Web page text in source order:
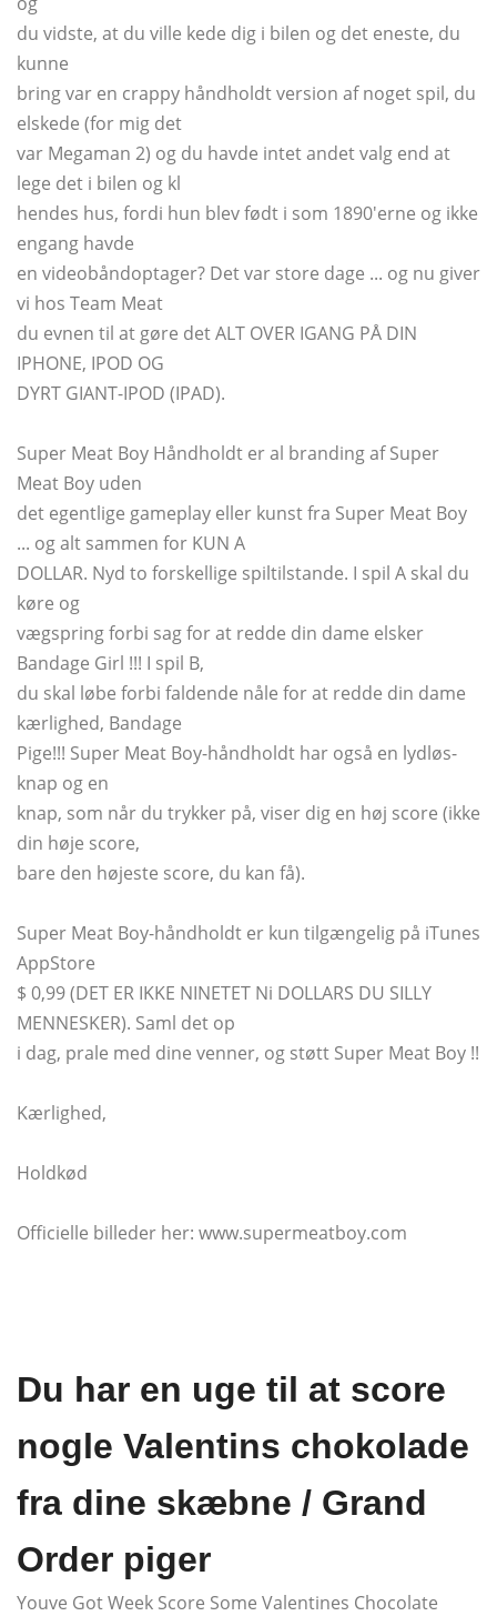
du vidste, at du ville kede dig i bilen og det eneste, du
kunne
bring var en crappy håndholdt version af noget spil, du
elskede (for mig det
var Megaman 2) og du havde intet andet valg end at
lege det i bilen og kl
hendes hus, fordi hun blev født i som 1890'erne og ikke
engang havde
en videobåndoptager? Det var store dage ... og nu giver
vi hos Team Meat
du evnen til at gøre det ALT OVER IGANG PÅ DIN
IPHONE, IPOD OG
DYRT GIANT-IPOD (IPAD).
Super Meat Boy Håndholdt er al branding af Super
Meat Boy uden
det egentlige gameplay eller kunst fra Super Meat Boy
... og alt sammen for KUN A
DOLLAR. Nyd to forskellige spiltilstande. I spil A skal du
køre og
vægspring forbi sag for at redde din dame elsker
Bandage Girl !!! I spil B,
du skal løbe forbi faldende nåle for at redde din dame
kærlighed, Bandage
Pige!!! Super Meat Boy-håndholdt har også en lydløs-
knap og en
knap, som når du trykker på, viser dig en høj score (ikke
din høje score,
bare den højeste score, du kan få).
Super Meat Boy-håndholdt er kun tilgængelig på iTunes
AppStore
$ 0,99 (DET ER IKKE NINETET Ni DOLLARS DU SILLY
MENNESKER). Saml det op
i dag, prale med dine venner, og støtt Super Meat Boy !!
Kærlighed,
Holdkød
Officielle billeder her: www.supermeatboy.com
Du har en uge til at score
nogle Valentins chokolade
fra dine skæbne / Grand
Order piger
Youve Got Week Score Some Valentines Chocolate